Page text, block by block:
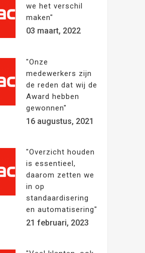
we het verschil
maken"
03 maart, 2022
"Onze
medewerkers zijn
de reden dat wij de
Award hebben
gewonnen"
16 augustus, 2021
"Overzicht houden
is essentieel,
daarom zetten we
in op
standaardisering
en automatisering"
21 februari, 2023